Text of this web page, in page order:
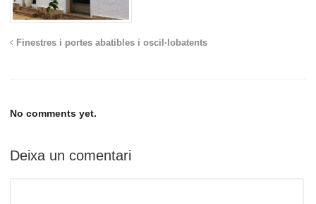
Finestres i portes abatibles i oscil·lobatents
No comments yet.
Deixa un comentari